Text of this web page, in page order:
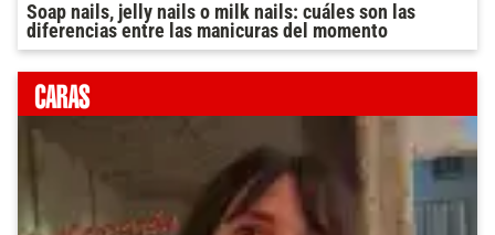
Soap nails, jelly nails o milk nails: cuáles son las
diferencias entre las manicuras del momento